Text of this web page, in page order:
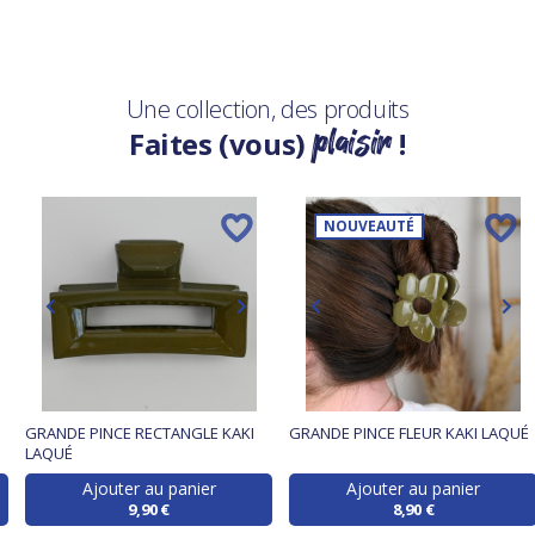
Une collection, des produits
Faites (vous)plaisir!
GRANDE PINCE RECTANGLE KAKI
LAQUÉ
Ajouter au panier
9,90 €
NOUVEAUTÉ
GRANDE PINCE FLEUR KAKI LAQUÉ
Ajouter au panier
8,90 €